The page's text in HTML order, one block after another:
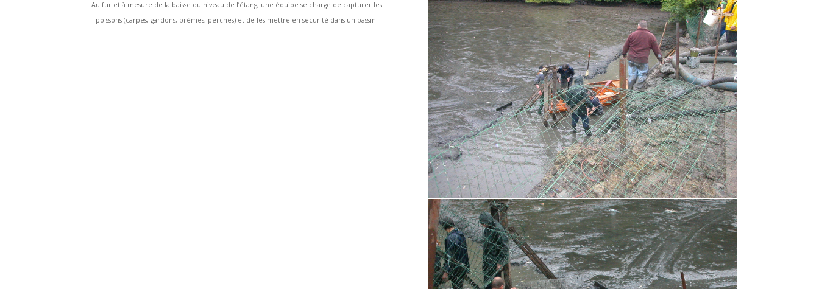
Au fur et à mesure de la baisse du niveau de l’étang, une équipe se charge de capturer les
poissons (carpes, gardons, brèmes, perches) et de les mettre en sécurité dans un bassin.